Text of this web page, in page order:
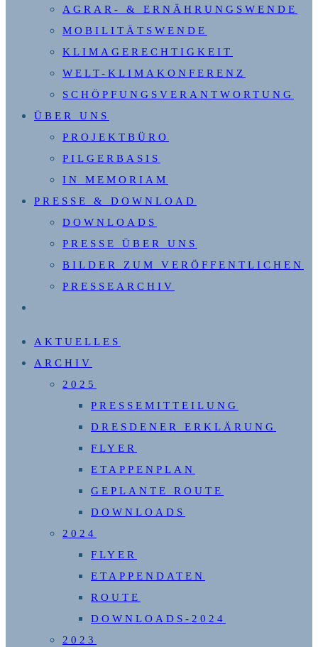
AGRAR- & ERNÄHRUNGSWENDE
MOBILITÄTSWENDE
KLIMAGERECHTIGKEIT
WELT-KLIMAKONFERENZ
SCHÖPFUNGSVERANTWORTUNG
ÜBER UNS
PROJEKTBÜRO
PILGERBASIS
IN MEMORIAM
PRESSE & DOWNLOAD
DOWNLOADS
PRESSE ÜBER UNS
BILDER ZUM VERÖFFENTLICHEN
PRESSEARCHIV
UMSCHALTEN
AKTUELLES
ARCHIV
2025
PRESSEMITTEILUNG
DRESDENER ERKLÄRUNG
FLYER
ETAPPENPLAN
GEPLANTE ROUTE
DOWNLOADS
2024
FLYER
ETAPPENDATEN
ROUTE
DOWNLOADS-2024
2023